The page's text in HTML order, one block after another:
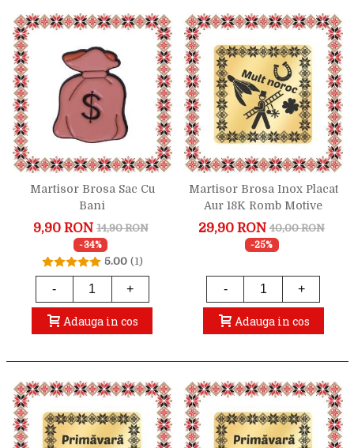
Martisor Brosa Sac Cu
Bani
9,90 RON 14,90 RON
-34%
5.00 (1)
- +
Adauga in cos
Martisor Brosa Inox Placat
Aur 18K Romb Motive
Traditionale Simboluri
Norocoase
29,90 RON 40,00 RON
-25%
- +
Adauga in cos